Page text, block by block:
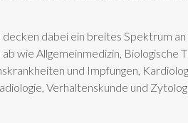
dabei ein breites Spektrum
wie Allgemeinmedizin,
und Impfungen,
Verhaltenskunde und